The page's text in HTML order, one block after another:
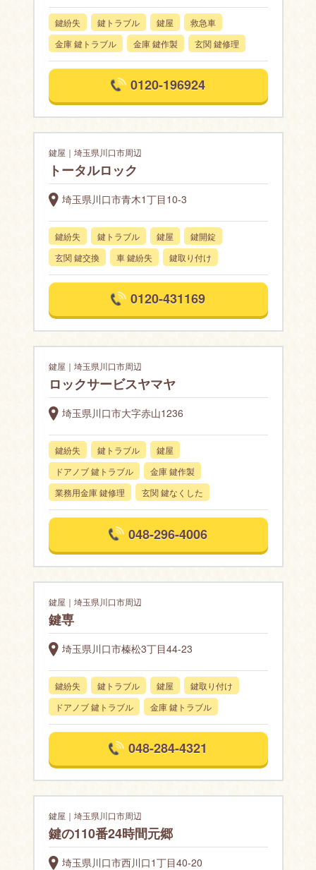
鍵紛失 鍵トラブル 鍵屋
救急車
金庫 鍵トラブル
金庫 鍵作製 玄関 鍵修理
0120-196924
鍵屋｜埼玉県川口市周辺
トータルロック
埼玉県川口市青木1丁目10-3
鍵紛失 鍵トラブル 鍵屋
鍵開錠
玄関 鍵交換
車 鍵紛失 鍵取り付け
0120-431169
鍵屋｜埼玉県川口市周辺
ロックサービスヤマヤ
埼玉県川口市大字赤山1236
鍵紛失 鍵トラブル
鍵屋
ドアノブ 鍵トラブル
金庫 鍵作製
業務用金庫 鍵修理
玄関 鍵なくした
048-296-4006
鍵屋｜埼玉県川口市周辺
鍵専
埼玉県川口市榛松3丁目44-23
鍵紛失 鍵トラブル 鍵屋
鍵取り付け
ドアノブ 鍵トラブル
金庫 鍵トラブル
048-284-4321
鍵屋｜埼玉県川口市周辺
鍵の110番24時間元郷
埼玉県川口市西川口1丁目40-20